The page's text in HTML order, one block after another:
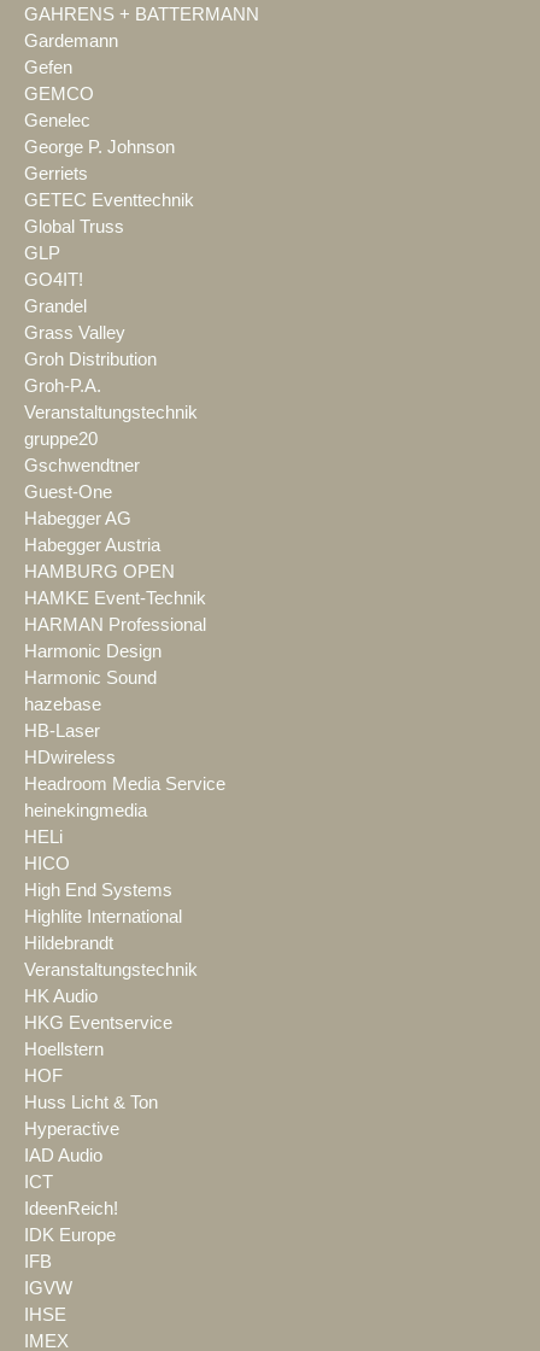
GAHRENS + BATTERMANN
Gardemann
Gefen
GEMCO
Genelec
George P. Johnson
Gerriets
GETEC Eventtechnik
Global Truss
GLP
GO4IT!
Grandel
Grass Valley
Groh Distribution
Groh-P.A.
Veranstaltungstechnik
gruppe20
Gschwendtner
Guest-One
Habegger AG
Habegger Austria
HAMBURG OPEN
HAMKE Event-Technik
HARMAN Professional
Harmonic Design
Harmonic Sound
hazebase
HB-Laser
HDwireless
Headroom Media Service
heinekingmedia
HELi
HICO
High End Systems
Highlite International
Hildebrandt
Veranstaltungstechnik
HK Audio
HKG Eventservice
Hoellstern
HOF
Huss Licht & Ton
Hyperactive
IAD Audio
ICT
IdeenReich!
IDK Europe
IFB
IGVW
IHSE
IMEX